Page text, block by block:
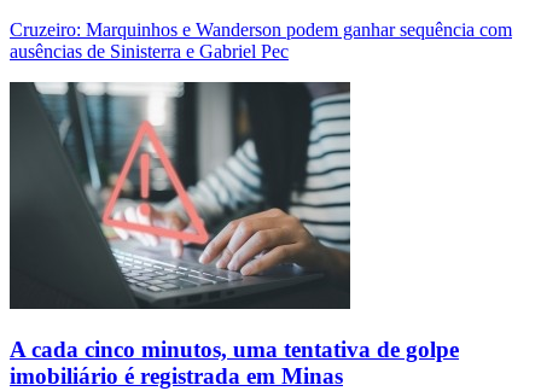
Cruzeiro: Marquinhos e Wanderson podem ganhar sequência com
ausências de Sinisterra e Gabriel Pec
A cada cinco minutos, uma tentativa de golpe
imobiliário é registrada em Minas